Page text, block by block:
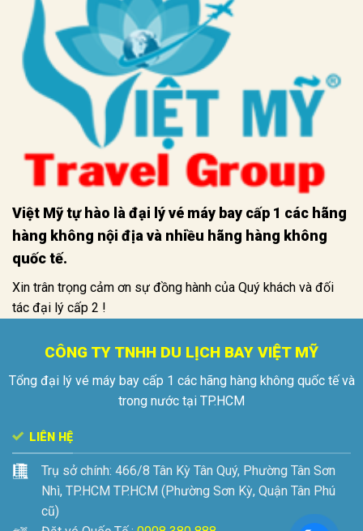
Việt Mỹ tự hào là đại lý vé máy bay cấp 1 các hãng
hàng không nội địa và nhiều hãng hàng không
quốc tế.
Xin trân trọng cảm ơn sự đồng hành của Quý khách và đối
tác đại lý cấp 2 !
CÔNG TY TNHH DU LỊCH BAY VIỆT MỸ
Tổng đại lý vé máy bay cấp 1 các hãng hàng không quốc tế và
trong nước tại TP.HCM
LIÊN HỆ
Trụ sở chính: 466/8 Tân Kỳ Tân Quý, Phường Tân Sơn
Nhì, TP.HCM TP.HCM (Phường Sơn Kỳ, Quận Tân Phú
cũ)